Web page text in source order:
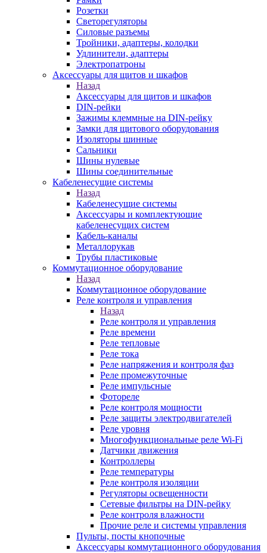
Розетки
Светорегуляторы
Силовые разъемы
Тройники, адаптеры, колодки
Удлинители, адаптеры
Электропатроны
Аксессуары для щитов и шкафов
Назад
Аксессуары для щитов и шкафов
DIN-рейки
Зажимы клеммные на DIN-рейку
Замки для щитового оборудования
Изоляторы шинные
Сальники
Шины нулевые
Шины соединительные
Кабеленесущие системы
Назад
Кабеленесущие системы
Аксессуары и комплектующие
кабеленесущих систем
Кабель-каналы
Металлорукав
Трубы пластиковые
Коммутационное оборудование
Назад
Коммутационное оборудование
Реле контроля и управления
Назад
Реле контроля и управления
Реле времени
Реле тепловые
Реле тока
Реле напряжения и контроля фаз
Реле промежуточные
Реле импульсные
Фотореле
Реле контроля мощности
Реле защиты электродвигателей
Реле уровня
Многофункциональные реле Wi-Fi
Датчики движения
Контроллеры
Реле температуры
Реле контроля изоляции
Регуляторы освещенности
Сетевые фильтры на DIN-рейку
Реле контроля влажности
Прочие реле и системы управления
Пульты, посты кнопочные
Аксессуары коммутационного оборудования